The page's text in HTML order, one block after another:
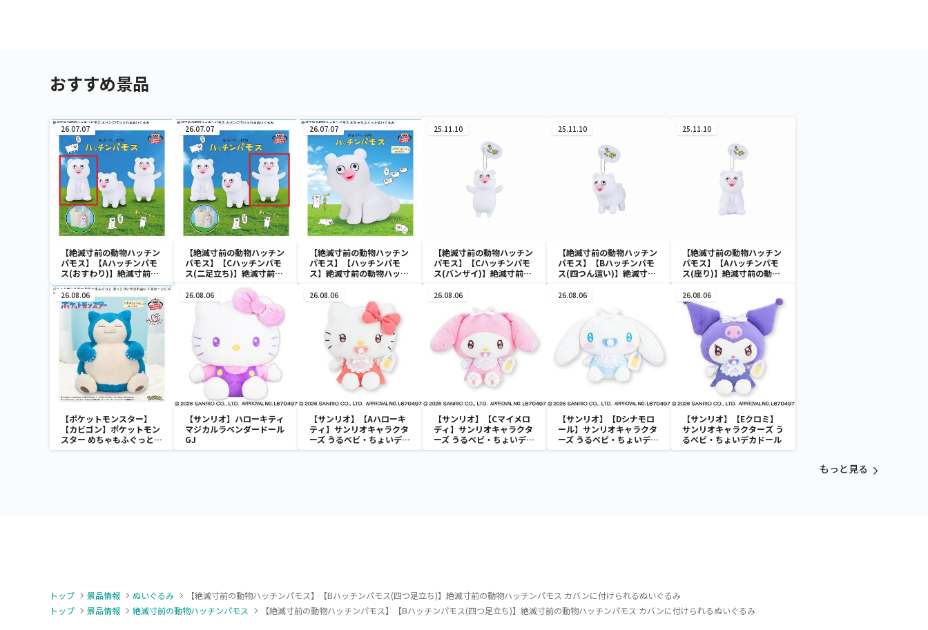
おすすめ景品
26.07.07
【絶滅寸前の動物ハッチン
パモス】【Aハッチンパモ
ス(おすわり)】絶滅寸前の
動物ハッチンパモス カバン
に付けられるぬいぐるみ
26.07.07
【絶滅寸前の動物ハッチン
パモス】【Cハッチンパモ
ス(二足立ち)】絶滅寸前の
に付けられるぬいぐるみ
26.07.07
【絶滅寸前の動物ハッチン
パモス】【ハッチンパモ
ス】絶滅寸前の動物ハッチ
ぬいぐるみ
25.11.10
【絶滅寸前の動物ハッチン
パモス】【Cハッチンパモ
ス(バンザイ)】絶滅寸前の
に付けられるぬいぐるみ
25.11.10
【絶滅寸前の動物ハッチン
パモス】【Bハッチンパモ
ス(四つん這い)】絶滅寸前
ンに付けられるぬいぐるみ
25.11.10
【絶滅寸前の動物ハッチン
パモス】【Aハッチンパモ
ス(座り)】絶滅寸前の動物
けられるぬいぐるみ
26.08.06
【ポケットモンスター】
【カビゴン】ポケットモン
スター めちゃもふぐっと
ほっこりいやされぬいぐる
26.08.06
【サンリオ】ハローキティ
マジカルラベンダードール
GJ
26.08.06
【サンリオ】【Aハローキ
ティ】サンリオキャラクタ
ーズ うるベビ・ちょいデカ
ドール
26.08.06
【サンリオ】【Cマイメロ
ディ】サンリオキャラクタ
ーズ うるベビ・ちょいデカ
ドール
26.08.06
【サンリオ】【Dシナモロ
ール】サンリオキャラクタ
ーズ うるベビ・ちょいデカ
ドール
26.08.06
【サンリオ】【Eクロミ】
サンリオキャラクターズ う
るベビ・ちょいデカドール
もっと見る
トップ 景品情報 ぬいぐるみ
【絶滅寸前の動物ハッチンパモス】【Bハッチンパモス(四つ足立ち)】絶滅寸前の動物ハッチンパモス カバンに付けられるぬいぐるみ
トップ
景品情報 絶滅寸前の動物ハッチンパモス 【絶滅寸前の動物ハッチンパモス】【Bハッチンパモス(四つ足立ち)】絶滅寸前の動物ハッチンパモス カバンに付けられるぬいぐるみ